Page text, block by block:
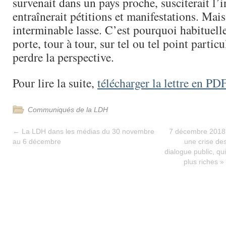
entraînerait pétitions et manifestations.
interminable lasse. C’est pourquoi
porte, tour à tour, sur tel ou tel point
perdre la perspective.
Pour lire la suite, télécharger la lettre en
Communiqués de la LDH
← La LDH dans les médias du 30 novembre
au 6 décembre
7 décembre
une crise
dialogue public,
plus riches